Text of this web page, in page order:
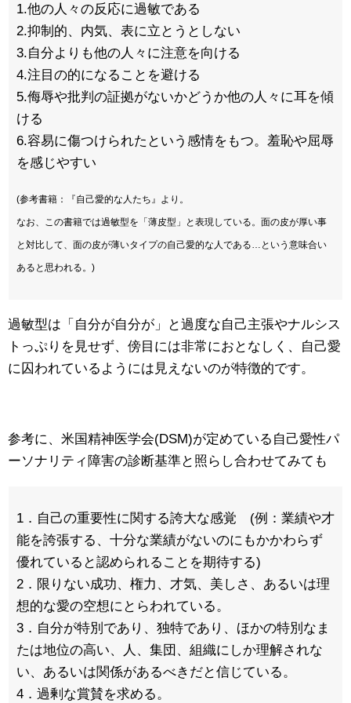
1.他の人々の反応に過敏である
2.抑制的、内気、表に立とうとしない
3.自分よりも他の人々に注意を向ける
4.注目の的になることを避ける
5.侮辱や批判の証拠がないかどうか他の人々に耳を傾
ける
6.容易に傷つけられたという感情をもつ。羞恥や屈辱
を感じやすい
(参考書籍：『自己愛的な人たち』より。
なお、この書籍では過敏型を「薄皮型」と表現している。面の皮が厚い事
と対比して、面の皮が薄いタイプの自己愛的な人である…という意味合い
あると思われる。)
過敏型は「自分が自分が」と過度な自己主張やナルシス
トっぷりを見せず、傍目には非常におとなしく、自己愛
に囚われているようには見えないのが特徴的です。
参考に、米国精神医学会(DSM)が定めている自己愛性パ
ーソナリティ障害の診断基準と照らし合わせてみても
1．自己の重要性に関する誇大な感覚 (例：業績や才
能を誇張する、十分な業績がないのにもかかわらず
優れていると認められることを期待する)
2．限りない成功、権力、才気、美しさ、あるいは理
想的な愛の空想にとらわれている。
3．自分が特別であり、独特であり、ほかの特別なま
たは地位の高い、人、集団、組織にしか理解されな
い、あるいは関係があるべきだと信じている。
4．過剰な賞賛を求める。